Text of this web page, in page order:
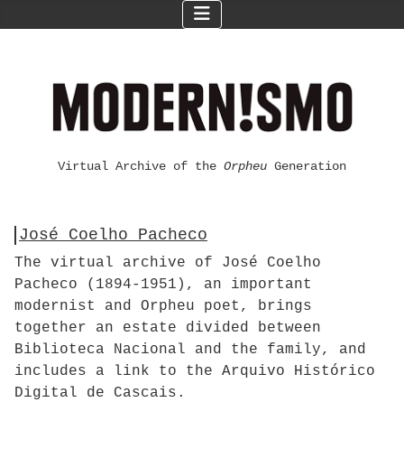
Virtual Archive of the Orpheu Generation
José Coelho Pacheco
The virtual archive of José Coelho
Pacheco (1894-1951), an important
modernist and Orpheu poet, brings
together an estate divided between
Biblioteca Nacional and the family, and
includes a link to the Arquivo Histórico
Digital de Cascais.